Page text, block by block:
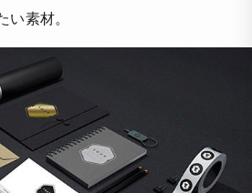
素材。